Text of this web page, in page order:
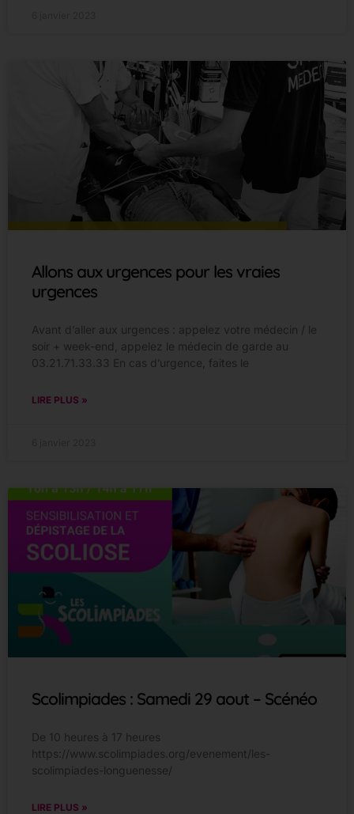
Allons aux urgences pour les vraies
urgences
Avant d’aller aux urgences : appelez votre médecin / le
soir + week-end, appelez le médecin de garde au
03.21.71.33.33 En cas d’urgence, faites le
LIRE PLUS »
Scolimpiades : Samedi 29 aout – Scénéo
De 10 heures à 17 heures
https://www.scolimpiades.org/evenement/les-
scolimpiades-longuenesse/
LIRE PLUS »